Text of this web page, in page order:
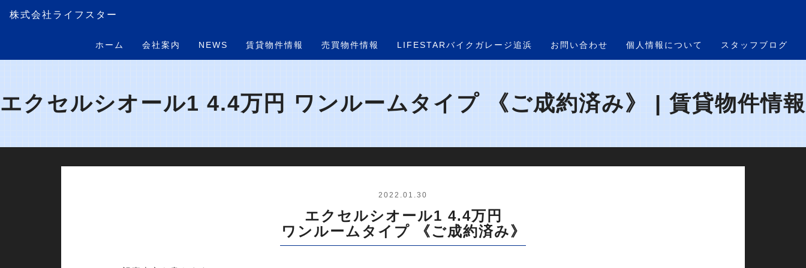
株式会社ライフスター
ホーム 会社案内 NEWS 賃貸物件情報 売買物件情報 LIFESTARバイクガレージ追浜 お問い合わせ 個人情報について スタッフブログ
エクセルシオール1 4.4万円 ワンルームタイプ 《ご成約済み》 | 賃貸物件情報
2022.01.30
エクセルシオール1 4.4万円
ワンルームタイプ 《ご成約済み》